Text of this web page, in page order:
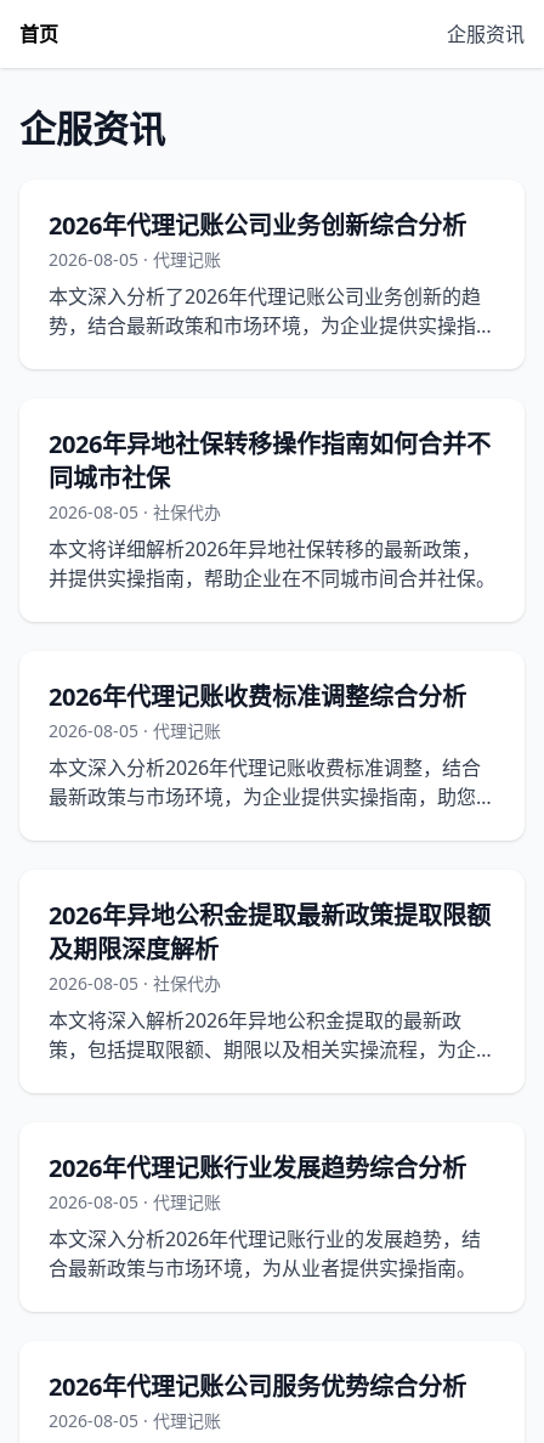
首页 企服资讯
企服资讯
2026年代理记账公司业务创新综合分析
2026-08-05 · 代理记账
本文深入分析了2026年代理记账公司业务创新的趋
势，结合最新政策和市场环境，为企业提供实操指
2026年异地社保转移操作指南如何合并不
同城市社保
2026-08-05 · 社保代办
本文将详细解析2026年异地社保转移的最新政策，
并提供实操指南，帮助企业在不同城市间合并社保。
2026年代理记账收费标准调整综合分析
2026-08-05 · 代理记账
本文深入分析2026年代理记账收费标准调整，结合
最新政策与市场环境，为企业提供实操指南，助您了
2026年异地公积金提取最新政策提取限额
及期限深度解析
2026-08-05 · 社保代办
本文将深入解析2026年异地公积金提取的最新政
策，包括提取限额、期限以及相关实操流程，为企业
2026年代理记账行业发展趋势综合分析
2026-08-05 · 代理记账
本文深入分析2026年代理记账行业的发展趋势，结
合最新政策与市场环境，为从业者提供实操指南。
2026年代理记账公司服务优势综合分析
2026-08-05 · 代理记账